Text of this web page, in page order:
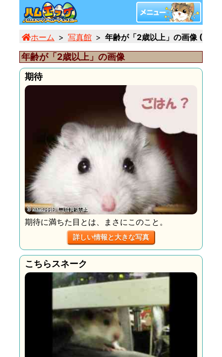
ホーム 写真館 年齢が「2歳以上」の画像 (3/3)
年齢が「2歳以上」の画像
期待
期待に満ちた目とは、まさにこのこと。
詳しい情報と大きな写真
こちらスネーク